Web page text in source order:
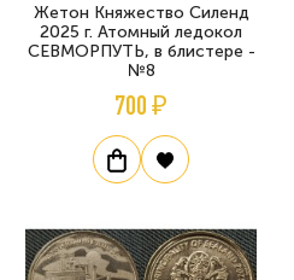
Жетон Княжество Силенд
2025 г. Атомный ледокол
СЕВМОРПУТЬ, в блистере -
№8
700 ₽